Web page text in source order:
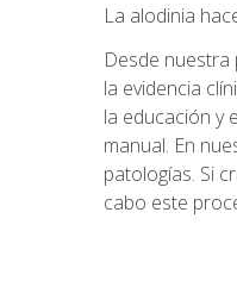
La alodinia
Desde
la evidencia
la educación y
manual. En
patologías. Si
cabo este